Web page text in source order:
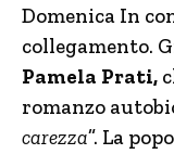
Domenica In
collegamento.
Pamela Prati,
romanzo
carezza”. La